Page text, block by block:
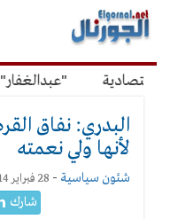
القائمة
الرئيسية
البدري: نفاق
ﻷنها ولي نعمته
شئون سياسية - 28 فبراير 2014 11:52 ص
شارك